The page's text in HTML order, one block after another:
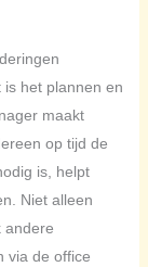
het plannen en
maakt
op tijd de
is, helpt
Niet alleen
andere
via de office